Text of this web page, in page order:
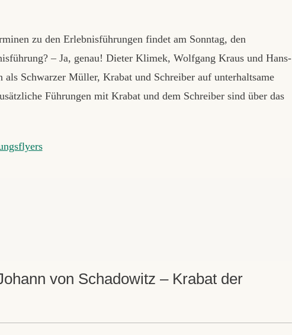
zu den Erlebnisführungen findet am Sonntag, den
– Ja, genau! Dieter Klimek, Wolfgang Kraus und Hans-
Schwarzer Müller, Krabat und Schreiber auf unterhaltsame
Führungen mit Krabat und dem Schreiber sind über das
von Schadowitz – Krabat der